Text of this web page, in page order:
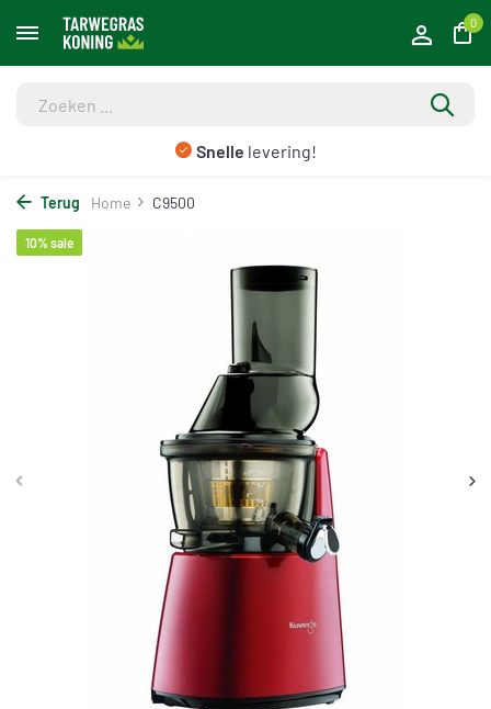
0
verzending en retour vanaf €50,-
Terug Home C9500
10% sale